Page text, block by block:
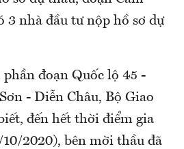
3 nhà đầu tư nộp hồ sơ dự
đoạn Quốc lộ 45 -
- Diễn Châu, Bộ Giao
đến hết thời điểm gia
2020), bên mời thầu đã